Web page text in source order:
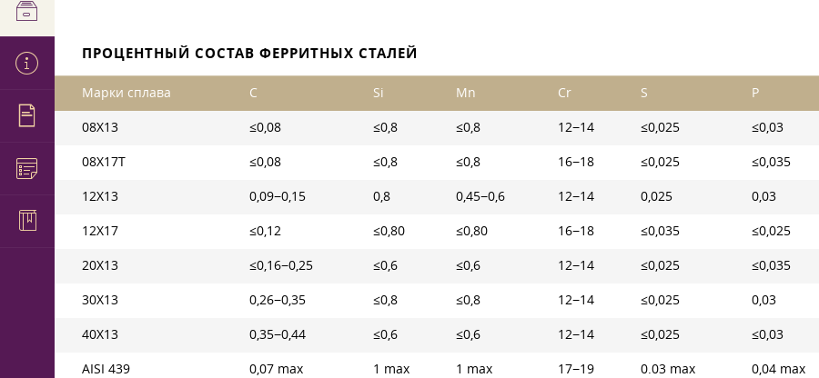
ПРОЦЕНТНЫЙ СОСТАВ ФЕРРИТНЫХ СТАЛЕЙ
Марки сплава C Si Mn Cr S P
08Х13 ≤0,08 ≤0,8 ≤0,8 12−14 ≤0,025 ≤0,03
08Х17Т ≤0,08 ≤0,8 ≤0,8 16−18 ≤0,025 ≤0,035
12X13 0,09−0,15 0,8 0,45−0,6 12−14 0,025 0,03
12Х17 ≤0,12 ≤0,80 ≤0,80 16−18 ≤0,035 ≤0,025
20Х13 ≤0,16−0,25 ≤0,6 ≤0,6 12−14 ≤0,025 ≤0,035
30Х13 0,26−0,35 ≤0,8 ≤0,8 12−14 ≤0,025 0,03
40Х13 0,35−0,44 ≤0,6 ≤0,6 12−14 ≤0,025 ≤0,03
AISI 439 0,07 max 1 max 1 max 17−19 0.03 max 0,04 max